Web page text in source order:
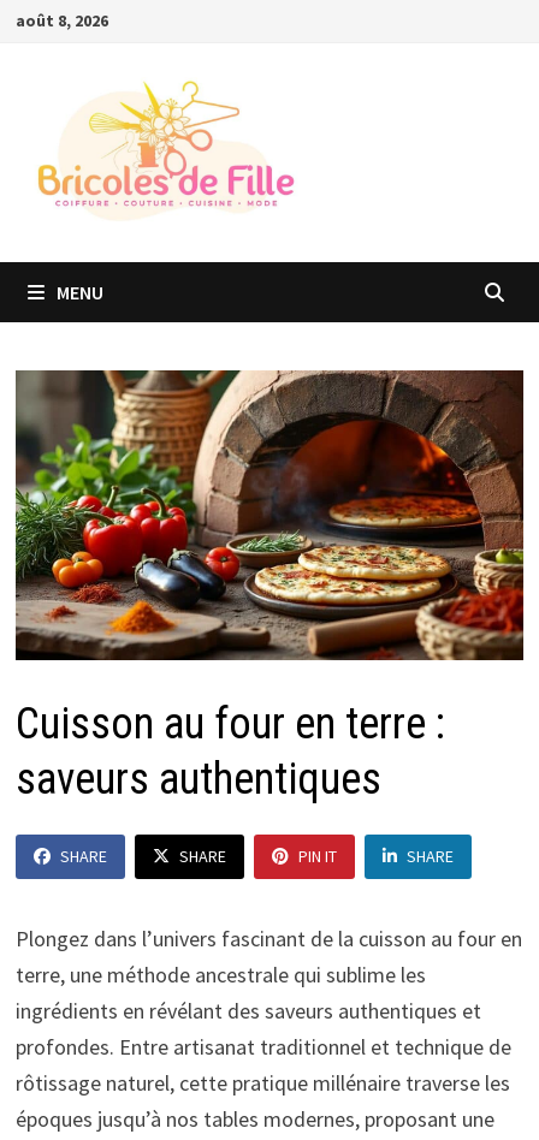
Passer
août 8, 2026
MENU
Cuisson au four en terre :
saveurs authentiques
SHARE SHARE PIN IT SHARE
Plongez dans l’univers fascinant de la cuisson au four en
terre, une méthode ancestrale qui sublime les
ingrédients en révélant des saveurs authentiques et
profondes. Entre artisanat traditionnel et technique de
rôtissage naturel, cette pratique millénaire traverse les
époques jusqu’à nos tables modernes, proposant une